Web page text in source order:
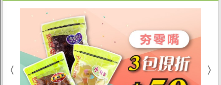
飾品
居家百貨
書籍影音
量販批發